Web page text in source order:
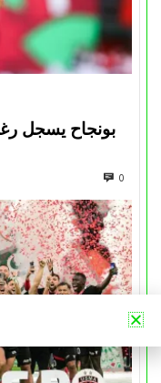
بونجاح يسجل
0